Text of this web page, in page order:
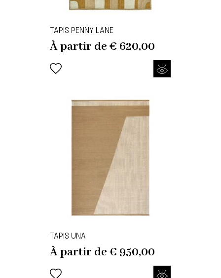
TAPIS PENNY LANE
À partir de€ 620,00
TAPIS UNA
À partir de€ 950,00